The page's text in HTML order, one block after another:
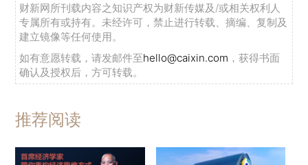
财新网所刊载内容之知识产权为财新传媒及/或相关权利人
专属所有或持有。未经许可，禁止进行转载、摘编、复制及
建立镜像等任何使用。
如有意愿转载，请发邮件至hello@caixin.com ，获得书面
确认及授权后，方可转载。
推荐阅读